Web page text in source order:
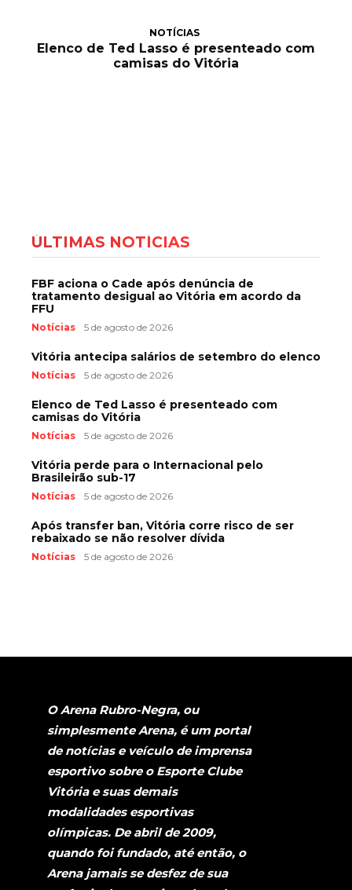
NOTÍCIAS
Elenco de Ted Lasso é presenteado com
camisas do Vitória
ÚLTIMAS NOTÍCIAS
FBF aciona o Cade após denúncia de
tratamento desigual ao Vitória em acordo da
FFU
Notícias 5 de agosto de 2026
Vitória antecipa salários de setembro do elenco
Notícias 5 de agosto de 2026
Elenco de Ted Lasso é presenteado com
camisas do Vitória
Notícias 5 de agosto de 2026
Vitória perde para o Internacional pelo
Brasileirão sub-17
Notícias 5 de agosto de 2026
Após transfer ban, Vitória corre risco de ser
rebaixado se não resolver dívida
Notícias 5 de agosto de 2026
O Arena Rubro-Negra, ou
simplesmente Arena, é um portal
de notícias e veículo de imprensa
esportivo sobre o Esporte Clube
Vitória e suas demais
modalidades esportivas
olímpicas. De abril de 2009,
quando foi fundado, até então, o
Arena jamais se desfez de sua